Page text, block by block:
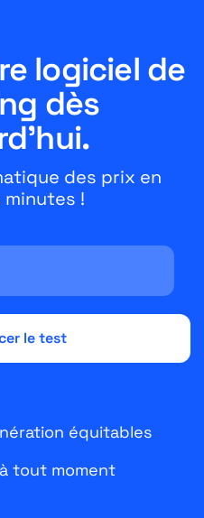
logiciel de
dès
des prix en
!
équitables
tout moment